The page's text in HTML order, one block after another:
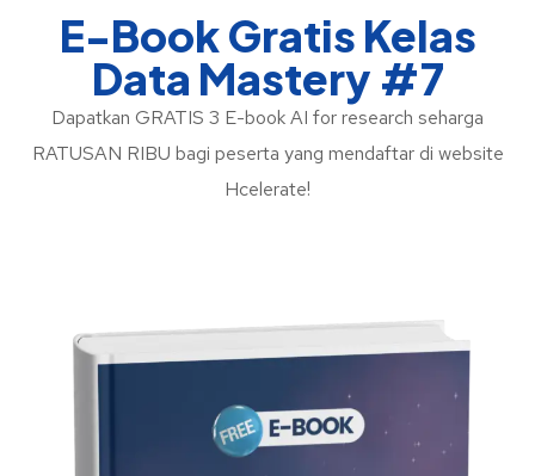
E-Book Gratis Kelas
Data Mastery #7
Dapatkan GRATIS 3 E-book AI for research seharga
RATUSAN RIBU bagi peserta yang mendaftar di website
Hcelerate!